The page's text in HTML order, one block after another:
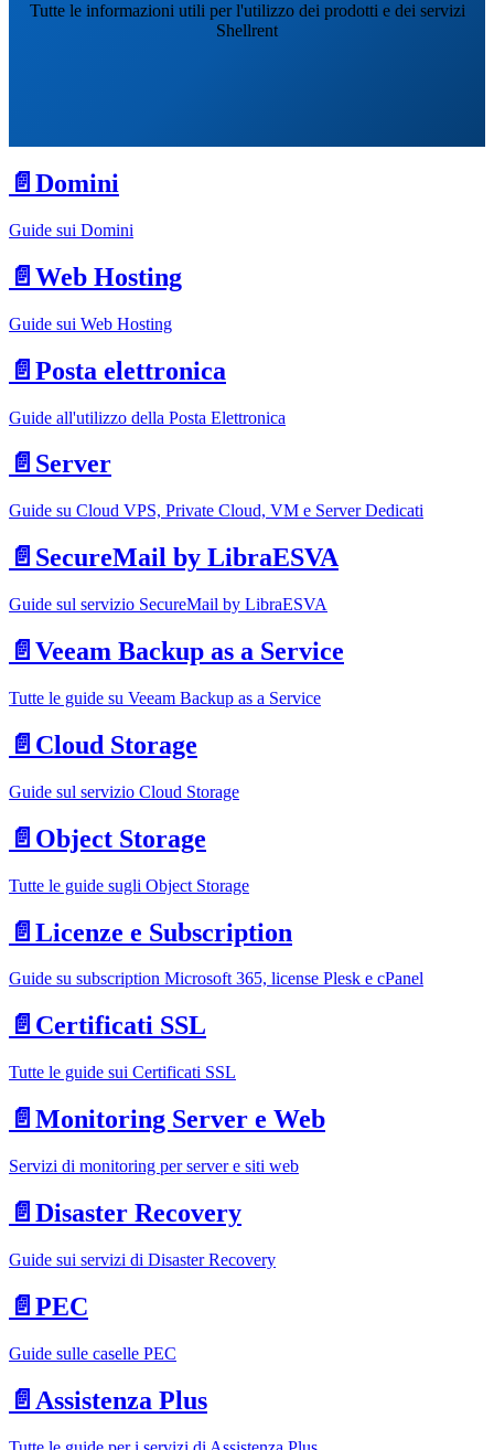
Tutte le informazioni utili per l'utilizzo dei prodotti e dei servizi
Shellrent
📄️ Domini
Guide sui Domini
📄️ Web Hosting
Guide sui Web Hosting
📄️ Posta elettronica
Guide all'utilizzo della Posta Elettronica
📄️ Server
Guide su Cloud VPS, Private Cloud, VM e Server Dedicati
📄️ SecureMail by LibraESVA
Guide sul servizio SecureMail by LibraESVA
📄️ Veeam Backup as a Service
Tutte le guide su Veeam Backup as a Service
📄️ Cloud Storage
Guide sul servizio Cloud Storage
📄️ Object Storage
Tutte le guide sugli Object Storage
📄️ Licenze e Subscription
Guide su subscription Microsoft 365, license Plesk e cPanel
📄️ Certificati SSL
Tutte le guide sui Certificati SSL
📄️ Monitoring Server e Web
Servizi di monitoring per server e siti web
📄️ Disaster Recovery
Guide sui servizi di Disaster Recovery
📄️ PEC
Guide sulle caselle PEC
📄️ Assistenza Plus